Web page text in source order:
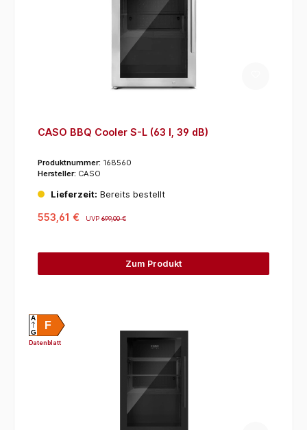
CASO BBQ Cooler S-L (63 l, 39 dB)
Produktnummer: 168560
Hersteller: CASO
Lieferzeit: Bereits bestellt
553,61 € UVP699,00 €
Zum Produkt
F
A
G
Datenblatt